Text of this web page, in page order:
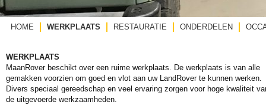
HOME WERKPLAATS RESTAURATIE ONDERDELEN
WERKPLAATS
MaanRover beschikt over een ruime werkplaats. De werkplaats is van alle
gemakken voorzien om goed en vlot aan uw LandRover te kunnen werken.
Divers speciaal gereedschap en veel ervaring zorgen voor hoge kwaliteit
de uitgevoerde werkzaamheden.